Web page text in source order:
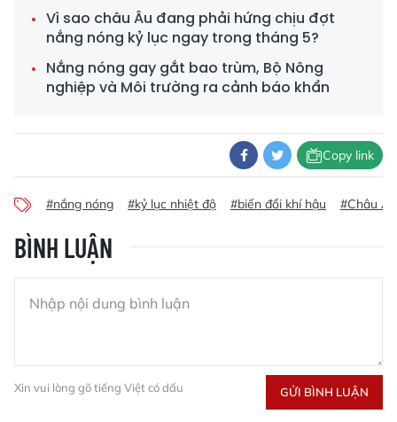
Vì sao châu Âu đang phải hứng chịu đợt
nắng nóng kỷ lục ngay trong tháng 5?
Nắng nóng gay gắt bao trùm, Bộ Nông
nghiệp và Môi trường ra cảnh báo khẩn
Copy link
#nắng nóng #kỷ lục nhiệt độ #biến đổi khí hậu #Châu Âu
BÌNH LUẬN
Xin vui lòng gõ tiếng Việt có dấu GỬI BÌNH LUẬN